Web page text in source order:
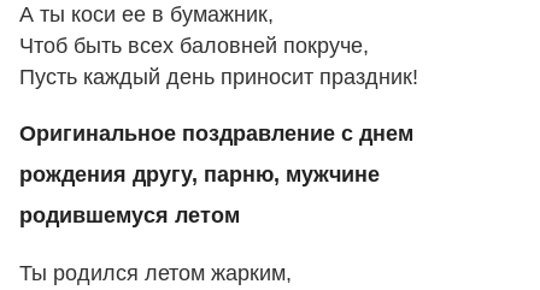
А ты коси ее в бумажник,
Чтоб быть всех баловней покруче,
Пусть каждый день приносит праздник!
Оригинальное поздравление с днем
рождения другу, парню, мужчине
родившемуся летом
Ты родился летом жарким,